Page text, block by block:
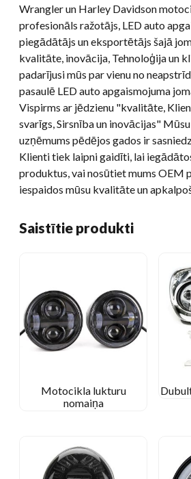
Wrangler un Harley Davidson
profesionāls ražotājs, LED auto
piegādātājs un eksportētājs šajā
kvalitāte, inovācija, Tehnoloģija un
padarījusi mūs par vienu no
pasaulē LED auto apgaismojuma
Vispirms ar jēdzienu "kvalitāte,
svarīgs, Sirsnība un inovācijas"
uzņēmums pēdējos gados ir
Klienti tiek laipni gaidīti, lai
produktus, vai nosūtiet mums OEM
iespaidos mūsu kvalitāte un
Saistītie produkti
Motocikla lukturu
nomaiņa